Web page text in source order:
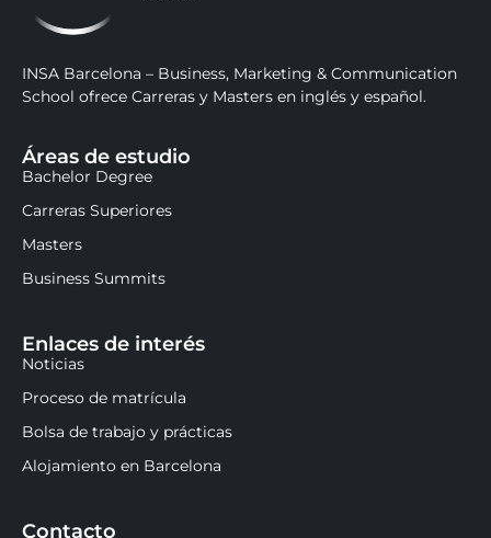
INSA Barcelona – Business, Marketing & Communication
School ofrece Carreras y Masters en inglés y español.
Áreas de estudio
Bachelor Degree
Carreras Superiores
Masters
Business Summits
Enlaces de interés
Noticias
Proceso de matrícula
Bolsa de trabajo y prácticas
Alojamiento en Barcelona
Contacto